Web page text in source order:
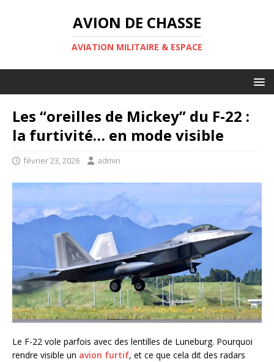
AVION DE CHASSE
AVIATION MILITAIRE & ESPACE
Les “oreilles de Mickey” du F-22 :
la furtivité… en mode visible
février 23, 2026 admin
Le F-22 vole parfois avec des lentilles de Luneburg. Pourquoi
rendre visible un avion furtif, et ce que cela dit des radars